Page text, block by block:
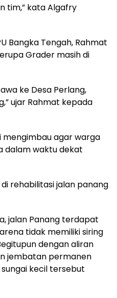
tim,” kata Algafry
Bangka Tengah, Rahmat
Grader masih di
ke Desa Perlang,
ujar Rahmat kepada
mengimbau agar warga
dalam waktu dekat
rehabilitasi jalan panang
jalan Panang terdapat
tidak memiliki siring
dengan aliran
jembatan permanen
kecil tersebut